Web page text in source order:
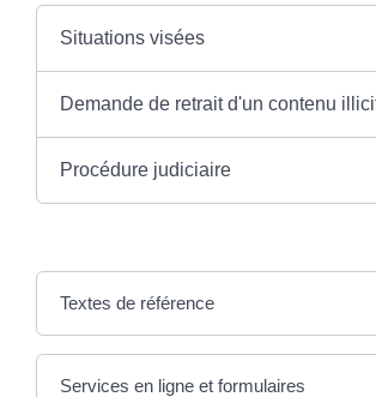
Situations visées
Demande de retrait d'un contenu
Procédure judiciaire
Textes de référence
Services en ligne et formulaires